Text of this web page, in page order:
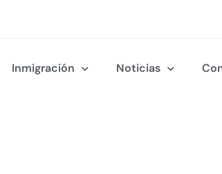
Inmigración Noticias